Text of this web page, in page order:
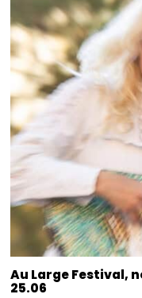
Au Large Festival,
25.06